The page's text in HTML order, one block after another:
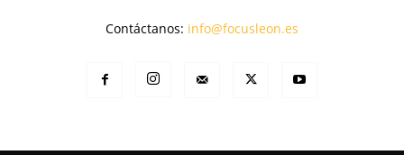
Contáctanos: info@focusleon.es